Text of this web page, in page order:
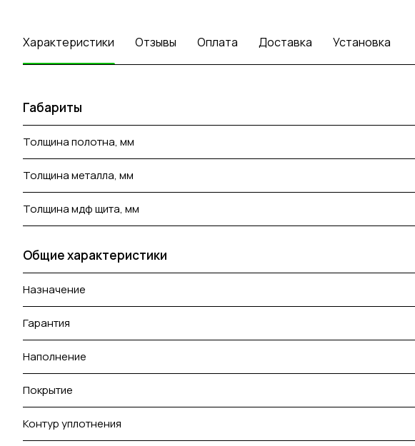
Характеристики Отзывы Оплата Доставка Установка
Габариты
Толщина полотна, мм
Толщина металла, мм
Толщина мдф щита, мм
Общие характеристики
Назначение
Гарантия
Наполнение
Покрытие
Контур уплотнения